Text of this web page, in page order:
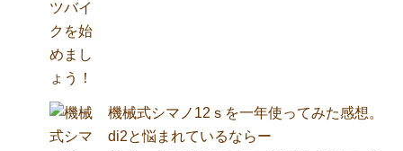
機械式シマノ12ｓを一年使ってみた感想。
di2と悩まれているならー